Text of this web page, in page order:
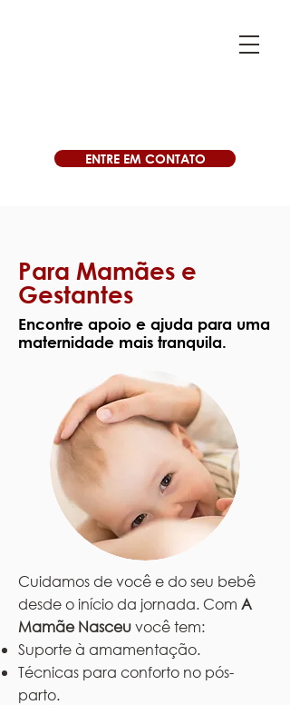
ENTRE EM CONTATO
Para Mamães e
Gestantes
Encontre apoio e ajuda para uma
maternidade mais tranquila.
Cuidamos de você e do seu bebê
desde o início da jornada. Com A
Mamãe Nasceuvocê tem:
Suporte à amamentação.
Técnicas para conforto no pós-
parto.